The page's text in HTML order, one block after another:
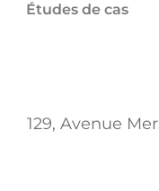
Études de cas
129, Avenue